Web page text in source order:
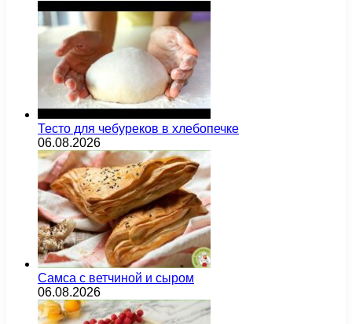
Тесто для чебуреков в хлебопечке
06.08.2026
Самса с ветчиной и сыром
06.08.2026